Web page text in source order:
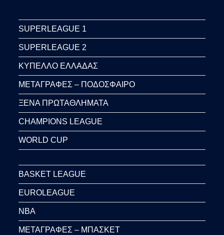
SUPERLEAGUE 1
SUPERLEAGUE 2
ΚΥΠΕΛΛΟ ΕΛΛΑΔΑΣ
ΜΕΤΑΓΡΑΦΕΣ – ΠΟΔΟΣΦΑΙΡΟ
ΞΕΝΑ ΠΡΩΤΑΘΛΗΜΑΤΑ
CHAMPIONS LEAGUE
WORLD CUP
BASKET LEAGUE
EUROLEAGUE
NBA
ΜΕΤΑΓΡΑΦΕΣ – ΜΠΑΣΚΕΤ